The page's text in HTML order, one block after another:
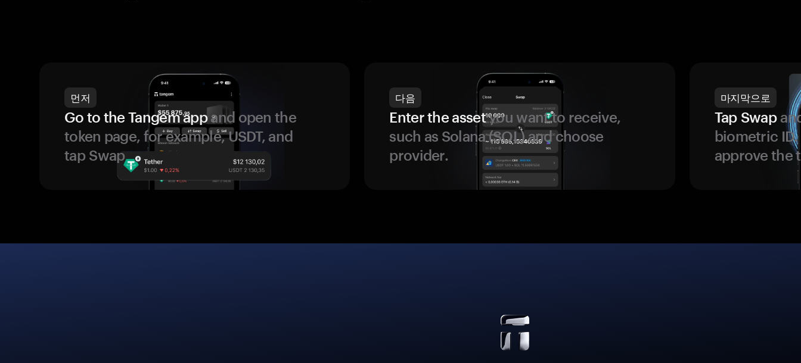
먼저
Go to the Tangem appand open the
token page, for example, USDT, and
tap Swap
다음
Enter the assetyou want to receive,
such as Solana (SOL) and choose
provider.
마지막으로
Tap Swap
biometric
approve the